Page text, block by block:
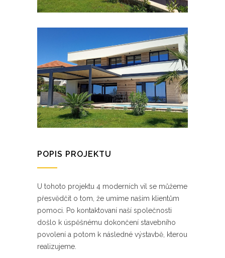
POPIS PROJEKTU
U tohoto projektu 4 moderních vil se můžeme
přesvědčit o tom, že umíme našim klientům
pomoci. Po kontaktovaní naší společnosti
došlo k úspěšnému dokončení stavebního
povolení a potom k následné výstavbě, kterou
realizujeme.